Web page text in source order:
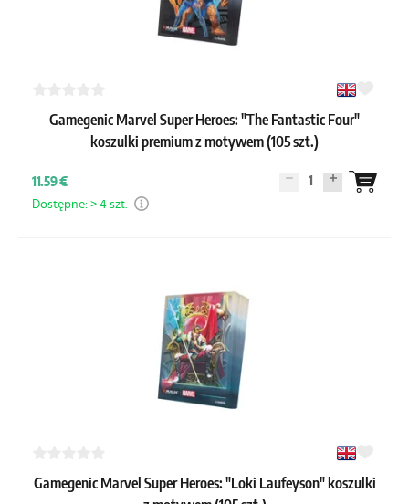
Gamegenic Marvel Super Heroes: "The Fantastic Four"
koszulki premium z motywem (105 szt.)
11.59 € 1
Dostępne: > 4 szt.
Gamegenic Marvel Super Heroes: "Loki Laufeyson" koszulki